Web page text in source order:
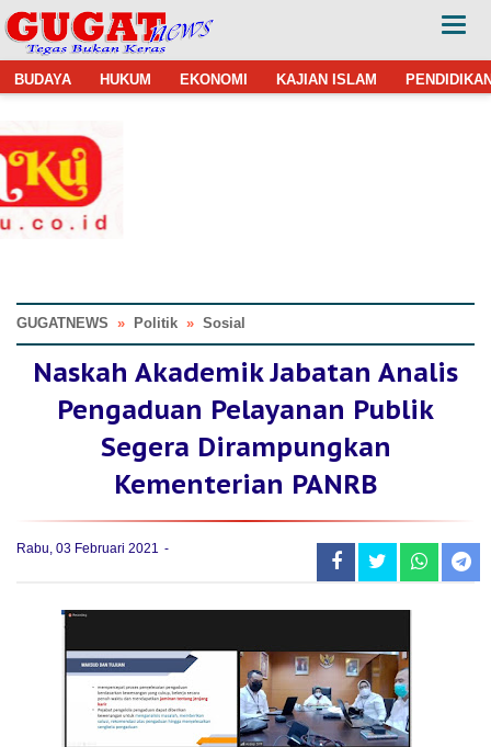
BUDAYA HUKUM EKONOMI KAJIAN ISLAM
GUGATNEWS » Politik » Sosial
Naskah Akademik Jabatan Analis
Pengaduan Pelayanan Publik
Segera Dirampungkan
Kementerian PANRB
Rabu, 03 Februari 2021